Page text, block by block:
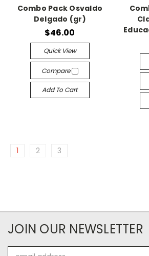
Combo Pack Osvaldo
Delgado (gr)
$46.00
Quick View
Compare
Add To Cart
1 2 3
JOIN OUR NEWSLETTER